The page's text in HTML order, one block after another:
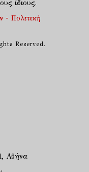
ίδιους.
Πολιτική
Reserved.
Αθήνα